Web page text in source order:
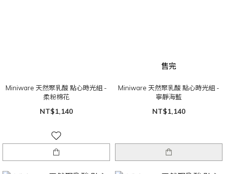
Miniware 天然聚乳酸 點心時光組 -
柔粉棉花
NT$1,140
售完
Miniware 天然聚乳酸 點心時光組 -
寧靜海藍
NT$1,140